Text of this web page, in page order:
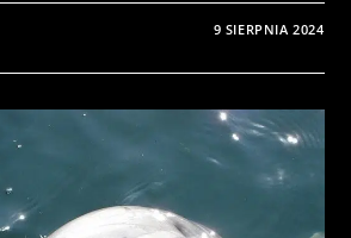
9 SIERPNIA 2024